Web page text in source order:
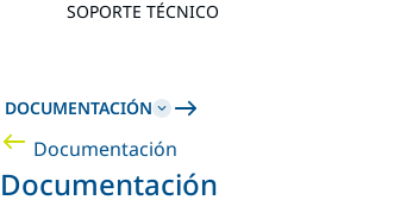
SOPORTE TÉCNICO
DOCUMENTACIÓN
Documentación
Documentación